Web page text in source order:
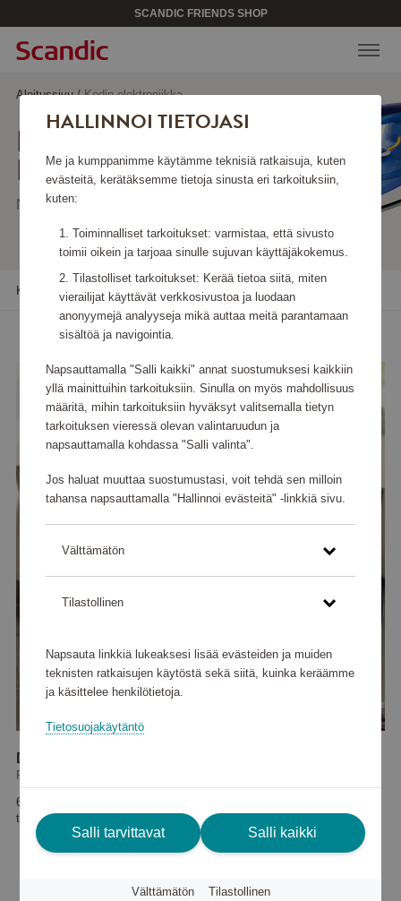
SCANDIC FRIENDS SHOP
Aloitussivu/Kodin elektroniikka
KODIN
ELEKTRONIIKKA
Näyttää 6 tuotetta
Kaikki suodattimet Lajittele
Daily Collection Kahvinkeitin HD7462/20
Philips
62 625 pistettä
tai
75 €
HALLINNOI TIETOJASI
Me ja kumppanimme käytämme teknisiä ratkaisuja, kuten
evästeitä, kerätäksemme tietoja sinusta eri tarkoituksiin,
kuten:
Toiminnalliset tarkoitukset: varmistaa, että sivusto
toimii oikein ja tarjoaa sinulle sujuvan käyttäjäkokemus.
Tilastolliset tarkoitukset: Kerää tietoa siitä, miten
vierailijat käyttävät verkkosivustoa ja luodaan
anonyymejä analyyseja mikä auttaa meitä parantamaan
sisältöä ja navigointia.
Napsauttamalla "Salli kaikki" annat suostumuksesi kaikkiin
yllä mainittuihin tarkoituksiin. Sinulla on myös mahdollisuus
määritä, mihin tarkoituksiin hyväksyt valitsemalla tietyn
tarkoituksen vieressä olevan valintaruudun ja
napsauttamalla kohdassa "Salli valinta".
Jos haluat muuttaa suostumustasi, voit tehdä sen milloin
tahansa napsauttamalla "Hallinnoi evästeitä" -linkkiä sivu.
Välttämätön
Tilastollinen
Napsauta linkkiä lukeaksesi lisää evästeiden ja muiden
teknisten ratkaisujen käytöstä sekä siitä, kuinka keräämme
ja käsittelee henkilötietoja.
Tietosuojakäytäntö
Salli tarvittavat Salli kaikki
Välttämätön Tilastollinen